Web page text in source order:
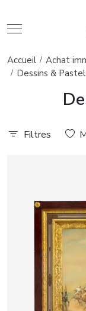
Accueil Achat
Dessins &
Filtres